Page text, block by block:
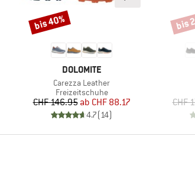
MARKE
DOLOMITE
Artikel
Carezza Leather
Produktgruppe
Freizeitschuhe
Preis
CHF 146.95 reduzierter Preis
ab CHF 88.17
4.7(14)
Rabatt
bis 40%
CHF
bis